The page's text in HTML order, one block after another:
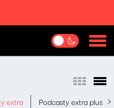
extra Podcasty extra plus